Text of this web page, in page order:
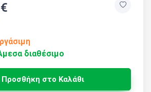
διαθέσιμο
Προσθήκη στο Καλάθι